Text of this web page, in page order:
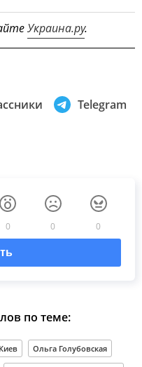
Украина.ру.
Telegram
0 0 0
по теме:
Киев Ольга Голубовская